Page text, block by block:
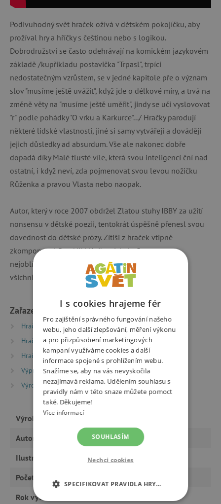
Podivuhodný svět hraček ožívá v dětském pokojíčku, aby
prožíval hry a hříčky s češtinou nebo s logikou.
Dobrodružství se často odehrávají na komickém jazykovém
základě /kupříkladu postavička "Trpasl", trpící
nedostatečným vzrůstem, se v jedné kapitole pře o význam
slov "musíme ještě uvážit", když jde o délkové míry, a trvá na
změně věty na "musíme ještě uměřit", jindy se učí vyslovovat
"r" podle pohádky "O vrku a Karkurce".../ Hračky parodují
některé lidské vlastnosti, jiné si samy vytvářejí a dovádějí
jejich důsledky ad absurdum. Vše ale nakonec dobře
dopadá díky Malé tlusté víle, která svou inteligencí ční nad
ostatní, i když neví, zda pojmenovat svou levou nožičku
Růženka a pravou Vlasta nebo naopak.
Autor, který v roce 2007 obdržel Zlatou stuhy IBBY za užití
nonsensu v dětské poezii, tentokrát úspěšně přenesl svou
dovednost do dětské prózy. Zítiši z hraček vtipně
zkomponoval Petr Nikl Kniha ziskala Cenu za
nejoblíbenější knihu pro děti a mládež "SUK - Čteme
všichni".
Zařazeno v kategoriích
Hračky dle typu Knihy
Oceněné dětské knihy
Hračky dle typu
Knihy
Beletrie pro děti
Hračky dle typu
Knihy
Knížky pro nejmenší
Výprodej %
Výprodej -20 %
Výrobci
Meander
Výrobce
Autor Jiří Dědeček
Ilustrátor Petr NIkl
Počet stran
Rok vydání
I s cookies hrajeme fér
Pro zajištění správného fungování našeho
webu, jeho další zlepšování, měření výkonu
a pro přizpůsobení marketingových
kampaní využíváme cookies a další
informace spojené s prohlížením webu.
Snažíme se, aby na vás nevyskočila
nezajímavá reklama. Udělením souhlasu s
pravidly nám v této snaze můžete pomoct
také. Děkujeme!
Více informací
SOUHLASÍM
Nechci cookies
SPECIFIKOVAT PRAVIDLA HRY…